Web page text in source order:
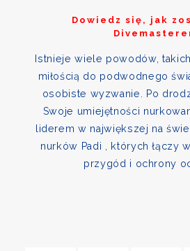
Dowiedz się, jak
Istnieje wiele powodów,
miłością do podwodnego
osobiste wyzwanie. Po
Swoje umiejętności
liderem w największej na
nurków Padi , których łączy
przygód i ochrony